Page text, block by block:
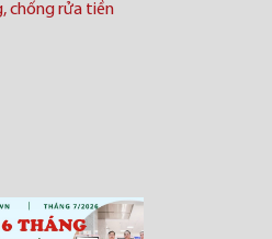
chống rửa tiền